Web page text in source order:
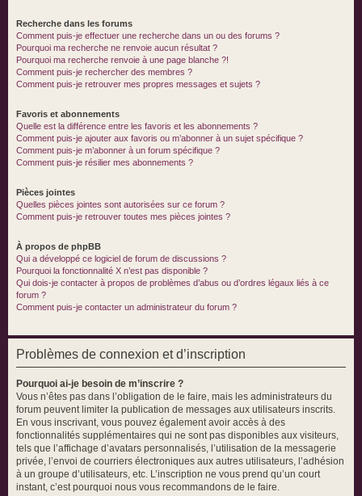
Recherche dans les forums
Comment puis-je effectuer une recherche dans un ou des forums ?
Pourquoi ma recherche ne renvoie aucun résultat ?
Pourquoi ma recherche renvoie à une page blanche ?!
Comment puis-je rechercher des membres ?
Comment puis-je retrouver mes propres messages et sujets ?
Favoris et abonnements
Quelle est la différence entre les favoris et les abonnements ?
Comment puis-je ajouter aux favoris ou m’abonner à un sujet spécifique ?
Comment puis-je m’abonner à un forum spécifique ?
Comment puis-je résilier mes abonnements ?
Pièces jointes
Quelles pièces jointes sont autorisées sur ce forum ?
Comment puis-je retrouver toutes mes pièces jointes ?
À propos de phpBB
Qui a développé ce logiciel de forum de discussions ?
Pourquoi la fonctionnalité X n’est pas disponible ?
Qui dois-je contacter à propos de problèmes d’abus ou d’ordres légaux liés à ce
forum ?
Comment puis-je contacter un administrateur du forum ?
Problèmes de connexion et d’inscription
Pourquoi ai-je besoin de m’inscrire ?
Vous n’êtes pas dans l’obligation de le faire, mais les administrateurs du
forum peuvent limiter la publication de messages aux utilisateurs inscrits.
En vous inscrivant, vous pouvez également avoir accès à des
fonctionnalités supplémentaires qui ne sont pas disponibles aux visiteurs,
tels que l’affichage d’avatars personnalisés, l’utilisation de la messagerie
privée, l’envoi de courriers électroniques aux autres utilisateurs, l’adhésion
à un groupe d’utilisateurs, etc. L’inscription ne vous prend qu’un court
instant, c’est pourquoi nous vous recommandons de le faire.